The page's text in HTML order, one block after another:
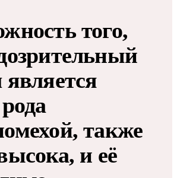
того,
является
также
и её